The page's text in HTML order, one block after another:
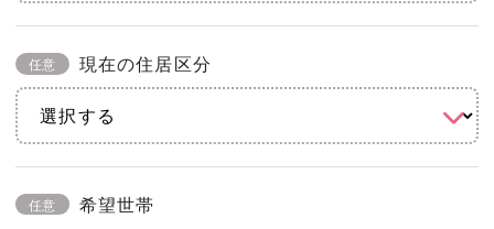
任意 現在の住居区分
任意 希望世帯